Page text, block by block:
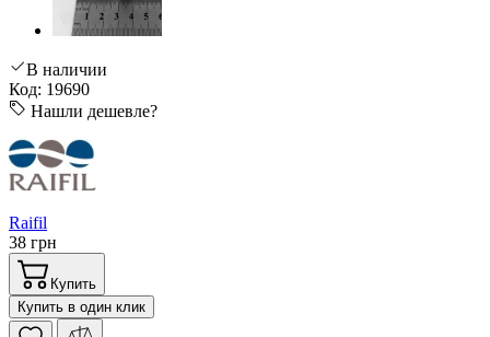
В наличии
Код: 19690
Нашли дешевле?
Raifil
38 грн
Купить
Купить в один клик